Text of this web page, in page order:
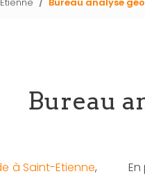
Bureau
à Saint-Etienne,